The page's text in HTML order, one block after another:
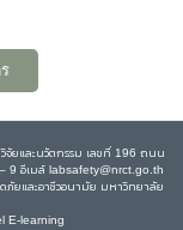
จัยและนวัตกรรม เลขที่ 196 ถนน
9 อีเมล์ labsafety@nrct.go.th
ยและอาชีวอนามัย มหาวิทยาลัย
E-learning